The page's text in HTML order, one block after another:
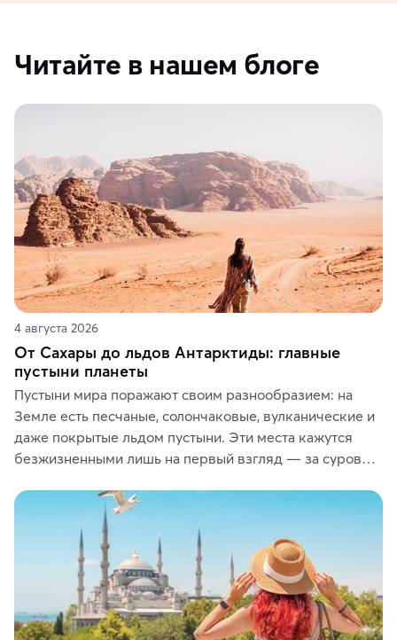
Читайте в нашем блоге
4 августа 2026
От Сахары до льдов Антарктиды: главные
пустыни планеты
Пустыни мира поражают своим разнообразием: на
Земле есть песчаные, солончаковые, вулканические и
даже покрытые льдом пустыни. Эти места кажутся
безжизненными лишь на первый взгляд — за суровой
животные и маршруты, которые дарят одни из самых
ярких впечатлений от путешествий.